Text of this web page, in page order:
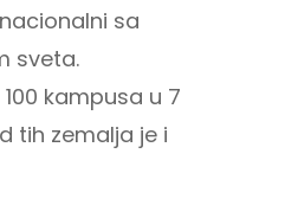
sa
sveta.
kampusa u 7
tih zemalja je i